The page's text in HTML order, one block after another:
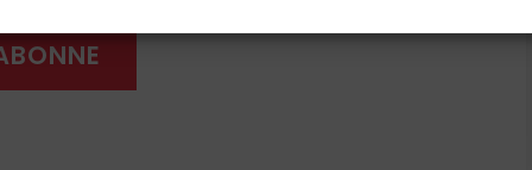
immodérés
remède, le retour au règne social du
par la soumission à la Royauté du Christ,